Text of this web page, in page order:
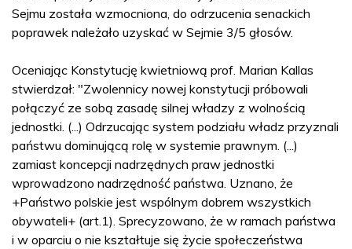
Sejmu została wzmocniona, do odrzucenia senackich
poprawek należało uzyskać w Sejmie 3/5 głosów.
Oceniając Konstytucję kwietniową prof. Marian Kallas
stwierdzał: "Zwolennicy nowej konstytucji próbowali
połączyć ze sobą zasadę silnej władzy z wolnością
jednostki. (...) Odrzucając system podziału władz przyznali
państwu dominującą rolę w systemie prawnym. (...)
zamiast koncepcji nadrzędnych praw jednostki
wprowadzono nadrzędność państwa. Uznano, że
+Państwo polskie jest wspólnym dobrem wszystkich
obywateli+ (art.1). Sprecyzowano, że w ramach państwa
i w oparciu o nie kształtuje się życie społeczeństwa